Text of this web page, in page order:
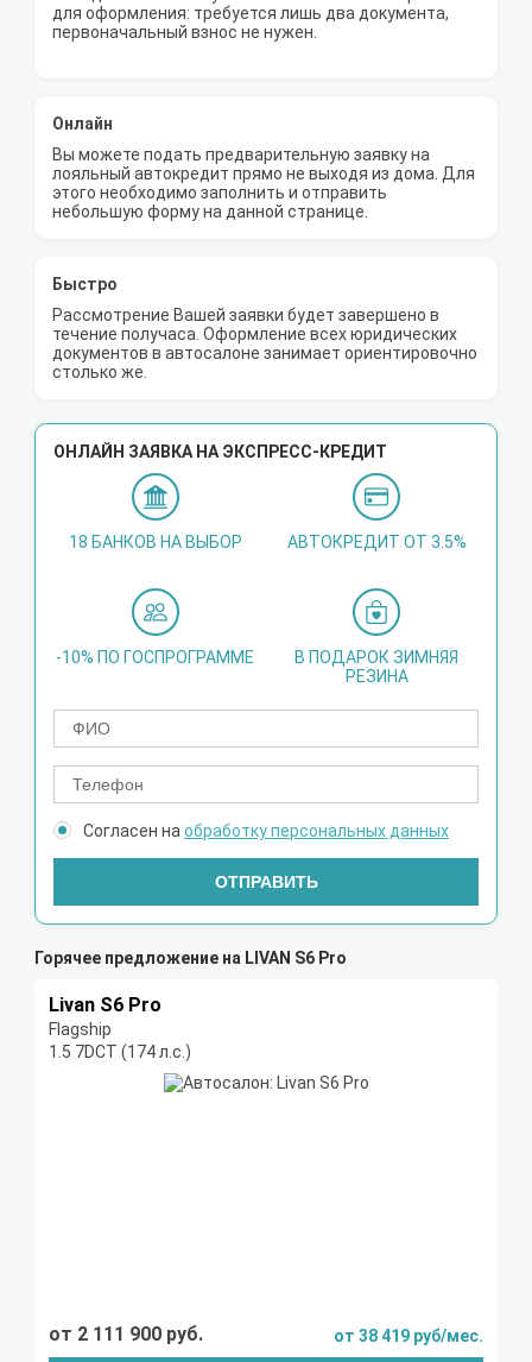
для оформления: требуется лишь два документа,
первоначальный взнос не нужен.
Онлайн
Вы можете подать предварительную заявку на
лояльный автокредит прямо не выходя из дома. Для
этого необходимо заполнить и отправить
небольшую форму на данной странице.
Быстро
Рассмотрение Вашей заявки будет завершено в
течение получаса. Оформление всех юридических
документов в автосалоне занимает ориентировочно
столько же.
ОНЛАЙН ЗАЯВКА НА ЭКСПРЕСС-КРЕДИТ
18 БАНКОВ НА ВЫБОР АВТОКРЕДИТ ОТ 3.5%
-10% ПО ГОСПРОГРАММЕ
В ПОДАРОК ЗИМНЯЯ
РЕЗИНА
Согласен на обработку персональных данных
ОТПРАВИТЬ
Горячее предложение на LIVAN S6 Pro
Livan S6 Pro
Flagship
1.5 7DCT (174 л.с.)
от 2 111 900 руб. от 38 419 руб/мес.